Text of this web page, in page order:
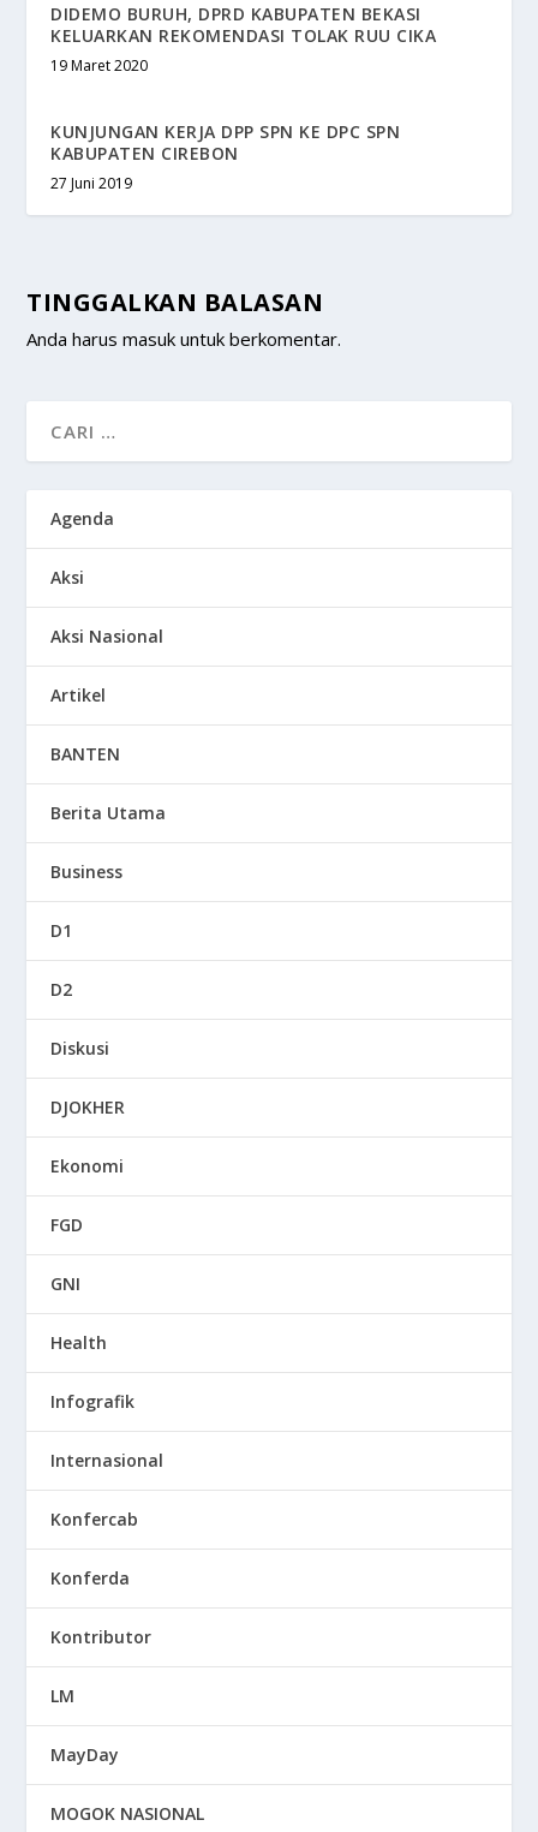
DIDEMO BURUH, DPRD KABUPATEN BEKASI
KELUARKAN REKOMENDASI TOLAK RUU CIKA
19 Maret 2020
KUNJUNGAN KERJA DPP SPN KE DPC SPN
KABUPATEN CIREBON
27 Juni 2019
TINGGALKAN BALASAN
Anda harusmasuk untuk berkomentar.
Agenda
Aksi
Aksi Nasional
Artikel
BANTEN
Berita Utama
Business
D1
D2
Diskusi
DJOKHER
Ekonomi
FGD
GNI
Health
Infografik
Internasional
Konfercab
Konferda
Kontributor
LM
MayDay
MOGOK NASIONAL